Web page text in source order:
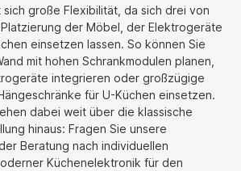
große Flexibilität, da sich drei von
der Möbel, der Elektrogeräte
einsetzen lassen. So können Sie
mit hohen Schrankmodulen planen,
integrieren oder großzügige
für U-Küchen einsetzen.
dabei weit über die klassische
hinaus: Fragen Sie unsere
Beratung nach individuellen
Küchenelektronik für den